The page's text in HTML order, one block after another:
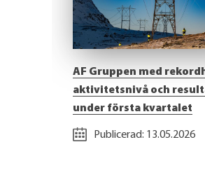
AF Gruppen med
aktivitetsnivå och
under första kvartalet
Publicerad: 13.05.2026